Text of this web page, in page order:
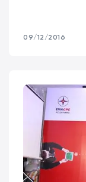
09/12/2016